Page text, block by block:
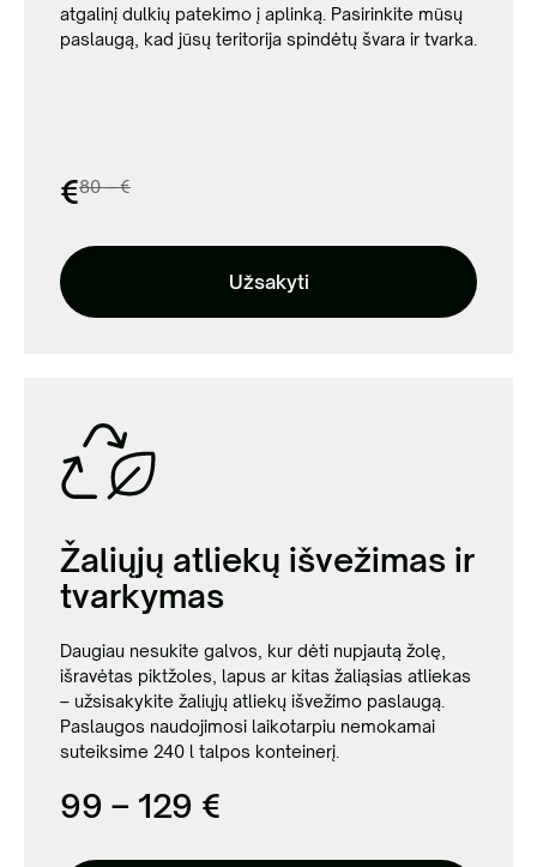
atgalinį dulkių patekimo į aplinką. Pasirinkite mūsų
paslaugą, kad jūsų teritorija spindėtų švara ir tvarka.
€80 – €
Užsakyti
Žaliųjų atliekų išvežimas ir
tvarkymas
Daugiau nesukite galvos, kur dėti nupjautą žolę,
išravėtas piktžoles, lapus ar kitas žaliąsias atliekas
– užsisakykite žaliųjų atliekų išvežimo paslaugą.
Paslaugos naudojimosi laikotarpiu nemokamai
suteiksime 240 l talpos konteinerį.
99 – 129 €